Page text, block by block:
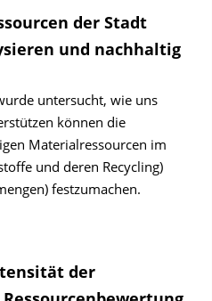
der Stadt
und nachhaltig
untersucht, wie uns
können die
Materialressourcen im
und deren Recycling)
festzumachen.
der